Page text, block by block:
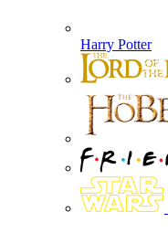
Harry Potter